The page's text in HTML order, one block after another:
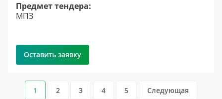
Предмет тендера:
МПЗ
Оставить заявку
1 2 3 4 5 Следующая